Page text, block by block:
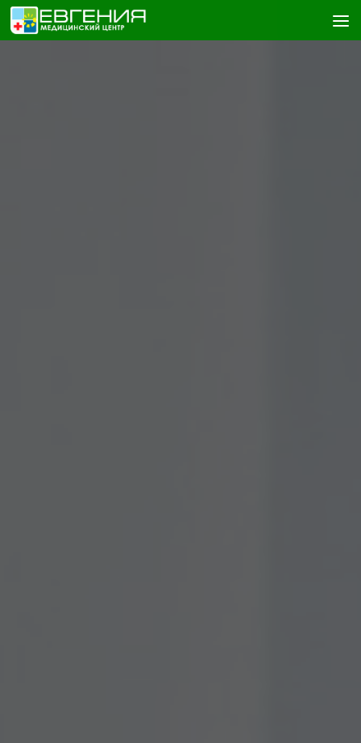
Skip to content